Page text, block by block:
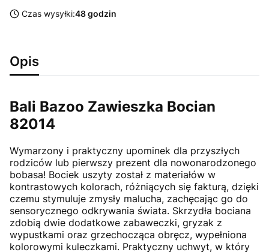
Czas wysyłki:48 godzin
Opis
Bali Bazoo Zawieszka Bocian
82014
Wymarzony i praktyczny upominek dla przyszłych
rodziców lub pierwszy prezent dla nowonarodzonego
bobasa! Bociek uszyty został z materiałów w
kontrastowych kolorach, różniących się fakturą, dzięki
czemu stymuluje zmysły malucha, zachęcając go do
sensorycznego odkrywania świata. Skrzydła bociana
zdobią dwie dodatkowe zabaweczki, gryzak z
wypustkami oraz grzechocząca obręcz, wypełniona
kolorowymi kuleczkami. Praktyczny uchwyt, w który